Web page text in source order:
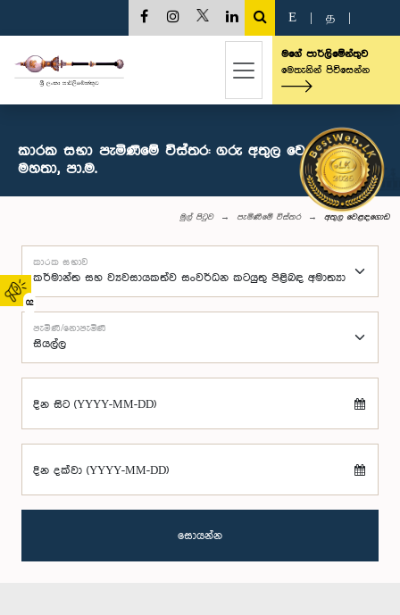
02
E த
මගේ පාර්ලිමේන්තුව
මෙතැනින් පිවිසෙන්න
කාරක සභා පැමිණීමේ විස්තර: ගරු අතුල වෙළඳගොඩ
මහතා, පා.ම.
මුල් පිටුව පැමිණීමේ විස්තර අතුල වෙළඳගොඩ
කාරක සභාව
පැමිණි/නොපැමිණි
දින සිට (YYYY-MM-DD)
දින දක්වා (YYYY-MM-DD)
සොයන්න